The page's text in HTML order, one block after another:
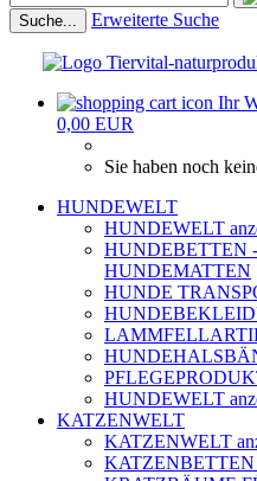
Suche... Erweiterte Suche
Ihr
0,00 EUR
Sie haben noch
HUNDEWELT
HUNDEWELT
HUNDEBETTEN
HUNDEMATTEN
HUNDE
HUNDEWELT
KATZENWELT
KATZENWELT